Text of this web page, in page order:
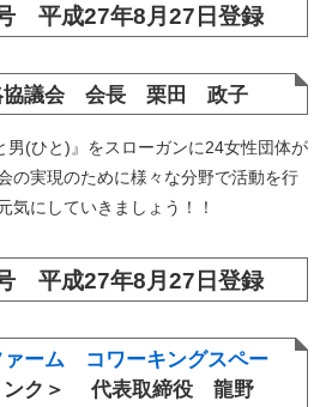
平成27年8月27日登録
協議会 会長 栗田 政子
(ひと)』をスローガンに24女性団体が
の実現のために様々な分野で活動を行
気にしていきましょう！！
平成27年8月27日登録
ァーム コワーキングスペー
ク＞
代表取締役 龍野